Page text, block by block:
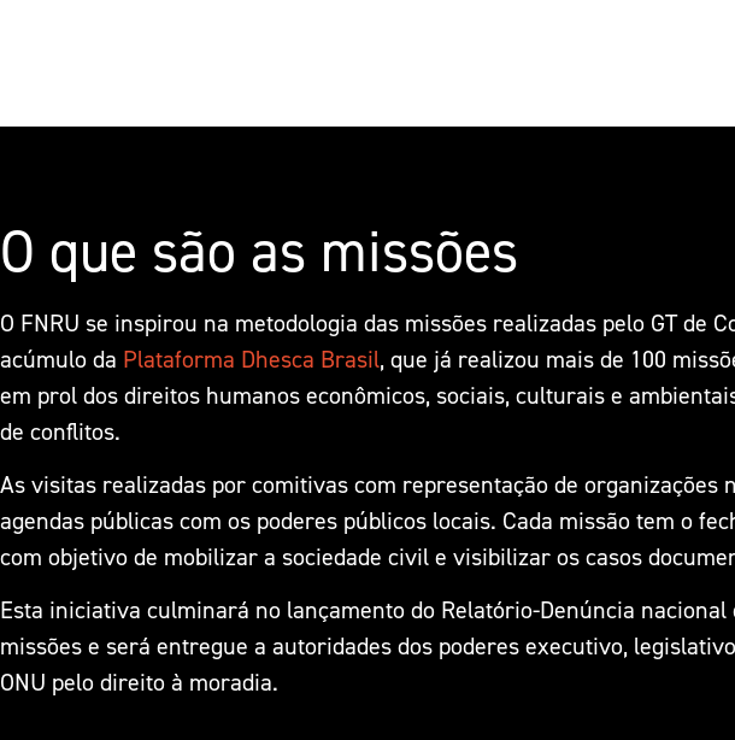
O que são as missões
O FNRU se inspirou na metodologia das missões realizadas pelo GT de
acúmulo da Plataforma Dhesca Brasil, que já realizou mais de 100
em prol dos direitos humanos econômicos, sociais, culturais e
de conflitos.
As visitas realizadas por comitivas com representação de
agendas públicas com os poderes públicos locais. Cada missão tem o
com objetivo de mobilizar a sociedade civil e visibilizar os casos
Esta iniciativa culminará no lançamento do Relatório-Denúncia
missões e será entregue a autoridades dos poderes executivo,
ONU pelo direito à moradia.